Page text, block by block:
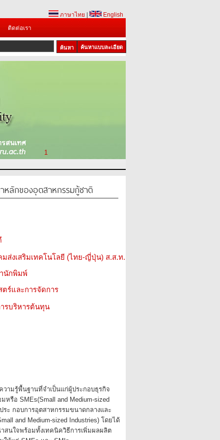
ภาษาไทย
English
ติดต่อเรา
ค้นหาแบบละเอียด
1
าหลักของอุตสาหกรรมกู้ชาติ
ส่งเสริมเทคโนโลยี (ไทย-ญี่ปุ่น) ส.ส.ท.
นักพิมพ์
ตร์และการจัดการ
รบริหารต้นทุน
วามรู้พื้นฐานที่จำเป็นแก่ผู้ประกอบธุรกิจ
หรือ SMEs(Small and Medium-sized
ระ กอบการอุตสาหกรรมขนาดกลางและ
and Medium-sized Industries) โดยได้
สนใจพร้อมทั้งเทคนิควิธีการเพิ่มผลผลิต